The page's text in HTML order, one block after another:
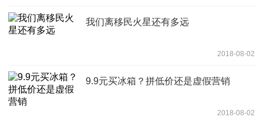
我们离移民火星还有多远
2018-08-02
9.9元买冰箱？拼低价还是虚假营销
2018-08-02